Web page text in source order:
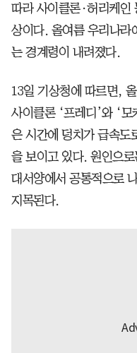
따라 사이클론·허리케인
상이다. 올여름 우리나라
는 경계령이 내려졌다.
13일 기상청에 따르면,
사이클론 ‘프레디’와 ‘
은 시간에 덩치가 급속도
을 보이고 있다. 원인으
대서양에서 공통적으로
지목된다.